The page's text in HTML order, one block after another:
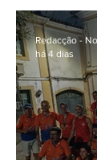
público
de
Redacção -
há 4 dias